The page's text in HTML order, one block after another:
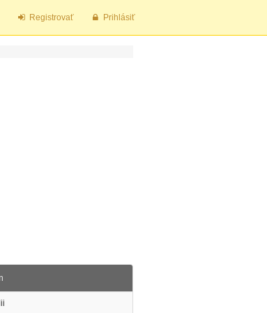
Registrovať Prihlásiť